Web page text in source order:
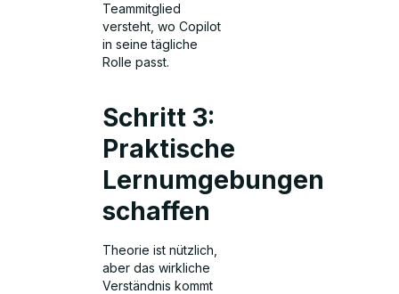
Teammitglied
versteht, wo Copilot
in seine tägliche
Rolle passt.
Schritt 3:
Praktische
Lernumgebungen
schaffen
Theorie ist nützlich,
aber das wirkliche
Verständnis kommt